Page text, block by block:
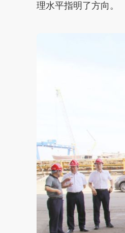
理水平指明了方向。